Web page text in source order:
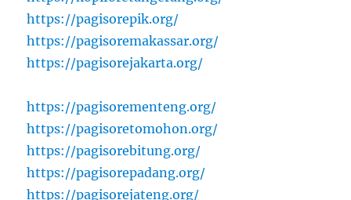
https://pagisorepik.org/
https://pagisoremakassar.org/
https://pagisorejakarta.org/
https://pagisorementeng.org/
https://pagisoretomohon.org/
https://pagisorebitung.org/
https://pagisorepadang.org/
https://pagisorejateng.org/